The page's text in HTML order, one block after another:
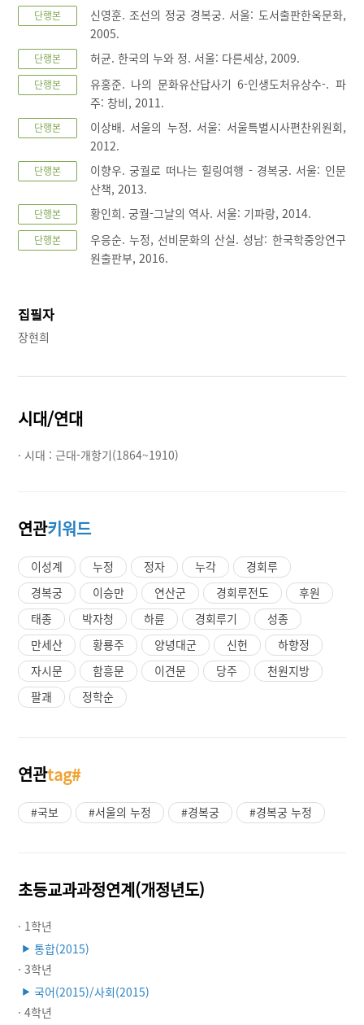
단행본
신영훈. 조선의 정궁 경복궁. 서울: 도서출판한옥문화,
2005.
단행본 허균. 한국의 누와 정. 서울: 다른세상, 2009.
단행본
유홍준. 나의 문화유산답사기 6-인생도처유상수-. 파
주: 창비, 2011.
단행본
이상배. 서울의 누정. 서울: 서울특별시사편찬위원회,
2012.
단행본
이향우. 궁궐로 떠나는 힐링여행 - 경복궁. 서울: 인문
산책, 2013.
단행본 황인희. 궁궐-그날의 역사. 서울: 기파랑, 2014.
단행본
우응순. 누정, 선비문화의 산실. 성남: 한국학중앙연구
원출판부, 2016.
집필자
장현희
시대/연대
· 시대 :근대-개항기(1864~1910)
연관키워드
이성계 누정 정자 누각
경회루
경복궁
이승만 연산군 경회루전도
후원
태종
박자청 하륜 경회루기
성종
만세산
황룡주 양녕대군 신헌
하향정
자시문
함흥문 이견문 당주
천원지방
팔괘
정학순
연관tag#
#국보 #서울의 누정 #경복궁 #경복궁 누정
초등교과과정연계(개정년도)
· 1학년
▶ 통합(2015)
· 3학년
▶ 국어(2015)/사회(2015)
· 4학년